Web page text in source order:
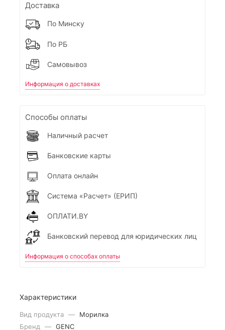
Доставка
По Минску
По РБ
Самовывоз
Информация о доставках
Способы оплаты
Наличный расчет
Банковские карты
Оплата онлайн
Система «Расчет» (ЕРИП)
ОПЛАТИ.BY
Банковский перевод для юридических лиц
Информация о способах оплаты
Характеристики
Вид продукта —
Морилка
Бренд — GENC